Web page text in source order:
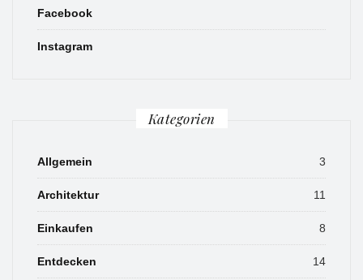
Facebook
Instagram
Kategorien
Allgemein 3
Architektur 11
Einkaufen 8
Entdecken 14